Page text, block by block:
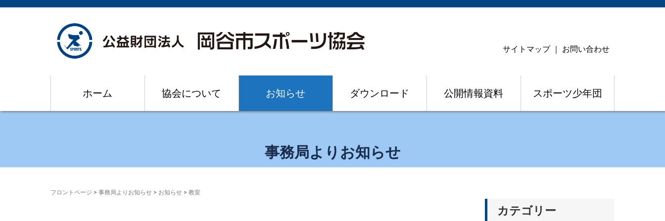
サイトマップ ｜ お問い合わせ
ホーム 協会について お知らせ ダウンロード 公開情報資料 スポーツ少年団
事務局よりお知らせ
フロントページ > 事務局よりお知らせ > お知らせ > 教室
カテゴリー